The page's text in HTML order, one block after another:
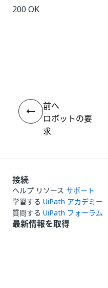
200 OK
前へ
ロボットの要
求
接続
ヘルプ リソース サポート
学習する UiPath アカデミー
質問する UiPath フォーラム
最新情報を取得